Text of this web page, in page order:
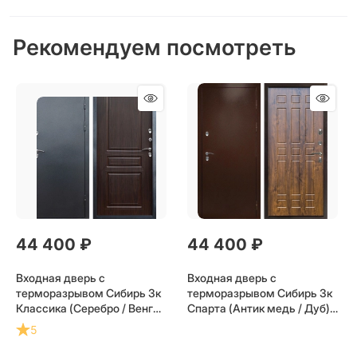
Рекомендуем посмотреть
44 400 ₽
Входная дверь с
терморазрывом Сибирь 3к
Классика (Серебро / Венге)
для частного загородного
дома и дачи
5
44 400 ₽
Входная дверь с
терморазрывом Сибирь 3к
Спарта (Антик медь / Дуб)